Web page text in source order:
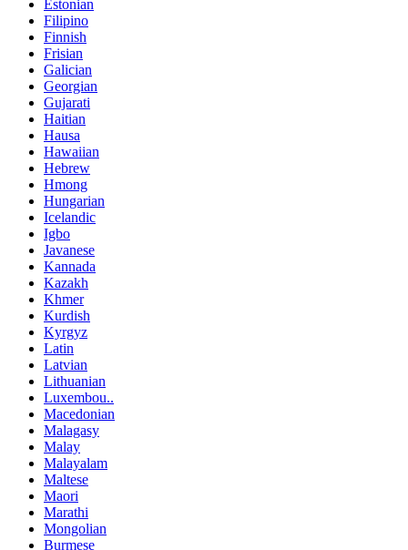
Estonian
Filipino
Finnish
Frisian
Galician
Georgian
Gujarati
Haitian
Hausa
Hawaiian
Hebrew
Hmong
Hungarian
Icelandic
Igbo
Javanese
Kannada
Kazakh
Khmer
Kurdish
Kyrgyz
Latin
Latvian
Lithuanian
Luxembou..
Macedonian
Malagasy
Malay
Malayalam
Maltese
Maori
Marathi
Mongolian
Burmese